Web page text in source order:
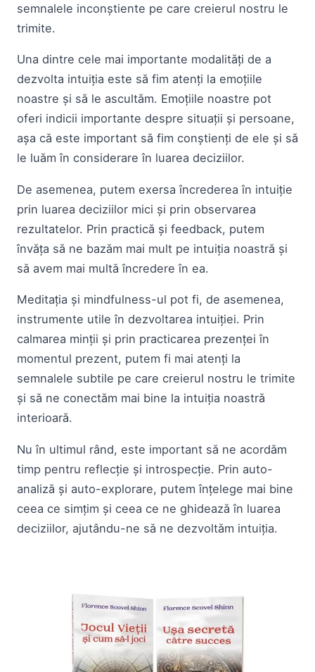
semnalele inconștiente pe care creierul nostru le
trimite.
Una dintre cele mai importante modalități de a
dezvolta intuiția este să fim atenți la emoțiile
noastre și să le ascultăm. Emoțiile noastre pot
oferi indicii importante despre situații și persoane,
așa că este important să fim conștienți de ele și să
le luăm în considerare în luarea deciziilor.
De asemenea, putem exersa încrederea în intuiție
prin luarea deciziilor mici și prin observarea
rezultatelor. Prin practică și feedback, putem
învăța să ne bazăm mai mult pe intuiția noastră și
să avem mai multă încredere în ea.
Meditația și mindfulness-ul pot fi, de asemenea,
instrumente utile în dezvoltarea intuiției. Prin
calmarea minții și prin practicarea prezenței în
momentul prezent, putem fi mai atenți la
semnalele subtile pe care creierul nostru le trimite
și să ne conectăm mai bine la intuiția noastră
interioară.
Nu în ultimul rând, este important să ne acordăm
timp pentru reflecție și introspecție. Prin auto-
analiză și auto-explorare, putem înțelege mai bine
ceea ce simțim și ceea ce ne ghidează în luarea
deciziilor, ajutându-ne să ne dezvoltăm intuiția.